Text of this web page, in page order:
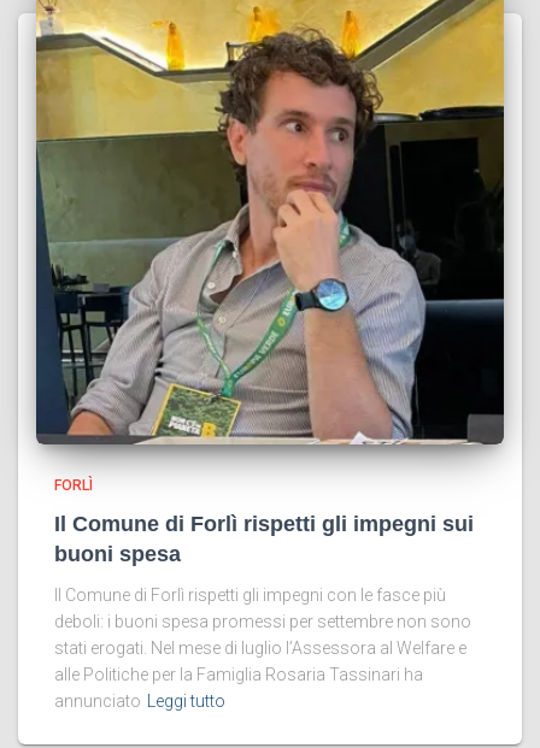
FORLÌ
Il Comune di Forlì rispetti gli impegni sui
buoni spesa
Il Comune di Forlì rispetti gli impegni con le fasce più
deboli: i buoni spesa promessi per settembre non sono
stati erogati. Nel mese di luglio l’Assessora al Welfare e
alle Politiche per la Famiglia Rosaria Tassinari ha
annunciato
Leggi tutto